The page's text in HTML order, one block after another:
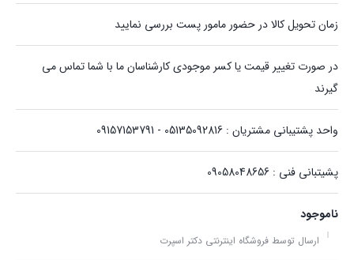
زمان تحویل کالا در حضور مامور پست بررسی نمایید
در صورت تغییر قیمت یا کسر موجودی کارشناسان ما با شما تماس می
گیرند
واحد پشتیبانی مشتریان : 05135092816 - 09157153791
پشیتبانی فنی : 09058048656
ناموجود
ارسال توسط فروشگاه اینترنتی دکتر اسپرت